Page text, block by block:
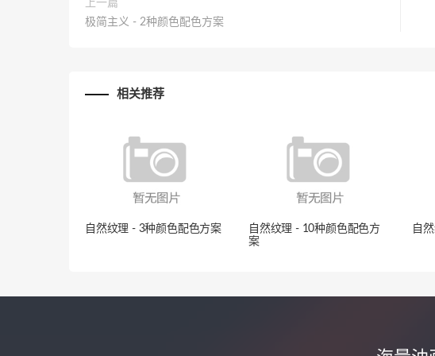
上一篇
极简主义 - 2种颜色配色方案
相关推荐
自然纹理 - 3种颜色配色方案
自然纹理 - 10种颜色配色方
案
自